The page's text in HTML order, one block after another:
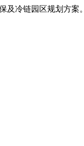
及冷链园区规划方案。